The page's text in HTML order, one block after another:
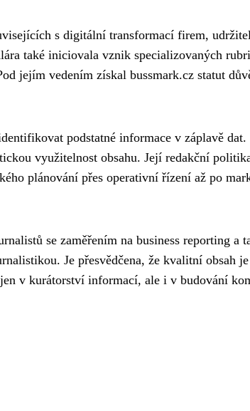
s digitální transformací firem,
také iniciovala vznik specializovaných
jejím vedením získal bussmark.cz statut
podstatné informace v záplavě
využitelnost obsahu. Její redakční
plánování přes operativní řízení až po
se zaměřením na business reporting a
Je přesvědčena, že kvalitní obsah
v kurátorství informací, ale i v budování